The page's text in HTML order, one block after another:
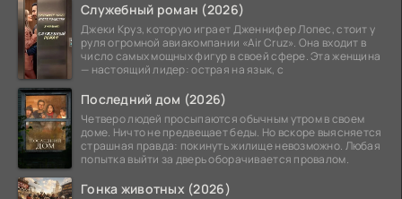
Служебный роман (2026)
Джеки Круз, которую играет Дженнифер Лопес, стоит у
руля огромной авиакомпании «Air Cruz». Она входит в
число самых мощных фигур в своей сфере. Эта женщина
— настоящий лидер: острая на язык, с
Последний дом (2026)
Четверо людей просыпаются обычным утром в своем
доме. Ничто не предвещает беды. Но вскоре выясняется
страшная правда: покинуть жилище невозможно. Любая
попытка выйти за дверь оборачивается провалом.
Гонка животных (2026)